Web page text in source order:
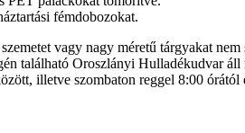
fémdobozokat.
vagy nagy méretű tárgyakat
található Oroszlányi Hulladékudvar
illetve szombaton reggel 8:00 órától